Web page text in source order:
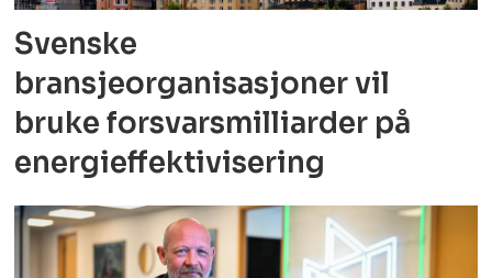
Svenske
bransjeorganisasjoner vil
bruke forsvarsmilliarder på
energieffektivisering